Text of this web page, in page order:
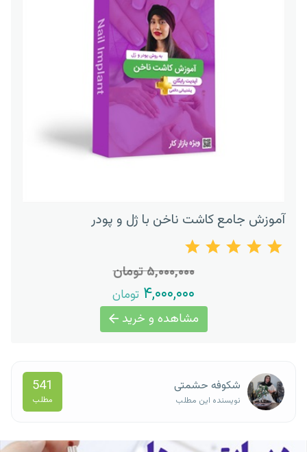
آموزش جامع کاشت ناخن با ژل و پودر
۵,۰۰۰,۰۰۰ تومان
۴,۰۰۰,۰۰۰ تومان
مشاهده و خرید
شکوفه حشمتی
نویسنده این مطلب
541
مطلب